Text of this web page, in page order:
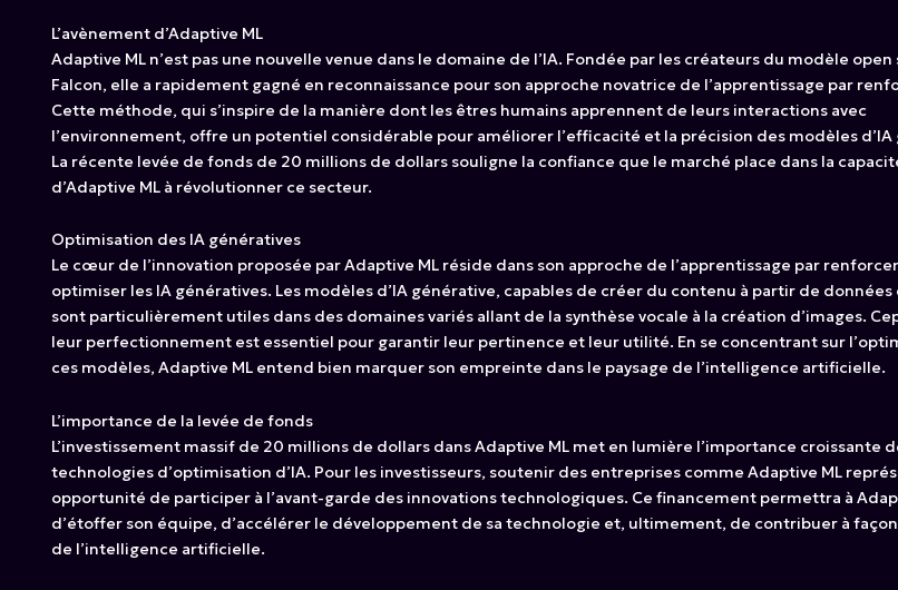
L’avènement d’Adaptive ML
Adaptive ML n’est pas une nouvelle venue dans le domaine de l’IA. Fondée par les créateurs du modèle open
Falcon, elle a rapidement gagné en reconnaissance pour son approche novatrice de l’apprentissage par
Cette méthode, qui s’inspire de la manière dont les êtres humains apprennent de leurs interactions avec
l’environnement, offre un potentiel considérable pour améliorer l’efficacité et la précision des modèles d’IA
La récente levée de fonds de 20 millions de dollars souligne la confiance que le marché place dans la
d’Adaptive ML à révolutionner ce secteur.
Optimisation des IA génératives
Le cœur de l’innovation proposée par Adaptive ML réside dans son approche de l’apprentissage par
optimiser les IA génératives. Les modèles d’IA générative, capables de créer du contenu à partir de données
sont particulièrement utiles dans des domaines variés allant de la synthèse vocale à la création d’images.
leur perfectionnement est essentiel pour garantir leur pertinence et leur utilité. En se concentrant sur
ces modèles, Adaptive ML entend bien marquer son empreinte dans le paysage de l’intelligence artificielle.
L’importance de la levée de fonds
L’investissement massif de 20 millions de dollars dans Adaptive ML met en lumière l’importance croissante
technologies d’optimisation d’IA. Pour les investisseurs, soutenir des entreprises comme Adaptive ML
opportunité de participer à l’avant-garde des innovations technologiques. Ce financement permettra à
d’étoffer son équipe, d’accélérer le développement de sa technologie et, ultimement, de contribuer à
de l’intelligence artificielle.